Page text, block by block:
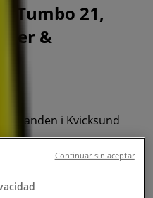
Tumbo 21,
&
i Kvicksund
Continuar sin aceptar